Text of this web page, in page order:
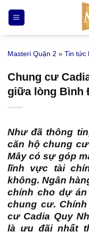
qua
nội
Masteri Quận 2 » Tin tức
Chung cư
giữa lòng Bình
Như đã thông
căn hộ chung
Mâycó sự góp
lĩnh vực tài
không. Ngân
chính cho dự
chung cư.
cư Cadia Quy
là ưu đãi nhất